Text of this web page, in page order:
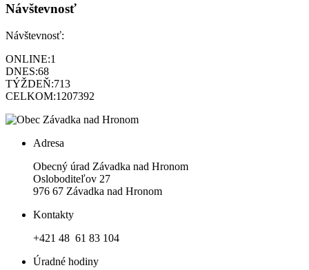
Návštevnosť
Návštevnosť:
ONLINE:1
DNES:68
TÝŽDEŇ:713
CELKOM:1207392
Adresa
Obecný úrad Závadka nad Hronom
Osloboditeľov 27
976 67 Závadka nad Hronom
Kontakty
+421 48 61 83 104
Úradné hodiny